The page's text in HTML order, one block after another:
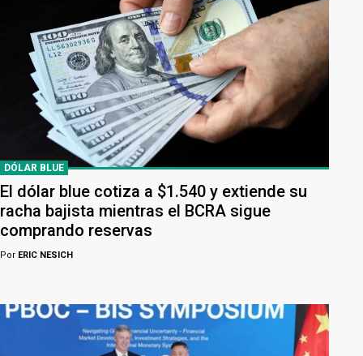
DÓLAR BLUE
El dólar blue cotiza a $1.540 y extiende su
racha bajista mientras el BCRA sigue
comprando reservas
Por ERIC NESICH